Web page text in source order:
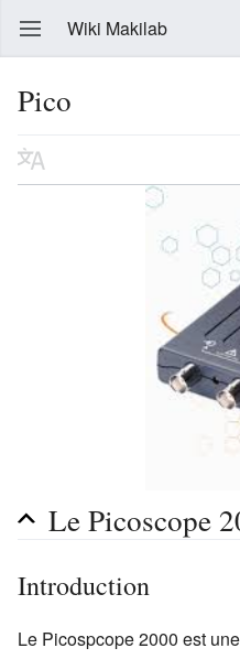
Wiki Makilab
Pico
Le Picoscope
Introduction
Le Picospcope 2000 est